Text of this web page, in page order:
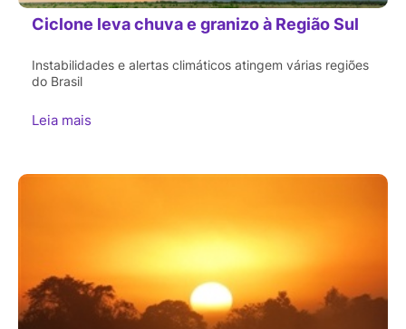
Ciclone leva chuva e granizo à Região Sul
Instabilidades e alertas climáticos atingem várias regiões
do Brasil
Leia mais